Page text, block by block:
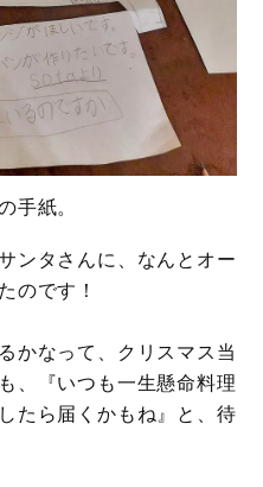
手紙。
ンタさんに、なんとオー
のです！
かなって、クリスマス当
、『いつも一生懸命料理
たら届くかもね』と、待